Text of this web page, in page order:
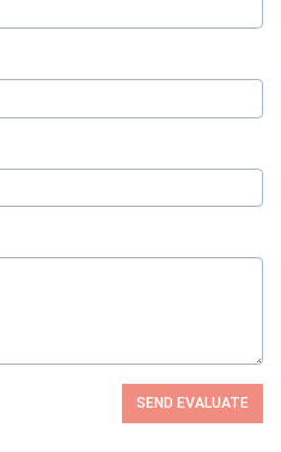
SEND EVALUATE